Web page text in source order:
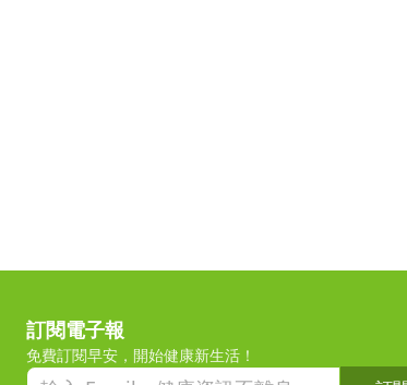
訂閱電子報
免費訂閱早安，開始健康新生活！